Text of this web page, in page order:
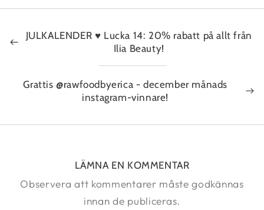
JULKALENDER ♥ Lucka 14: 20% rabatt på allt från
Ilia Beauty!
Grattis @rawfoodbyerica - december månads
instagram-vinnare!
LÄMNA EN KOMMENTAR
Observera att kommentarer måste godkännas
innan de publiceras.